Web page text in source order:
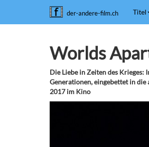
der-andere-film.ch Titel
Worlds
Die Liebe in Zeiten des
Generationen, eingebettet in die
2017 im Kino